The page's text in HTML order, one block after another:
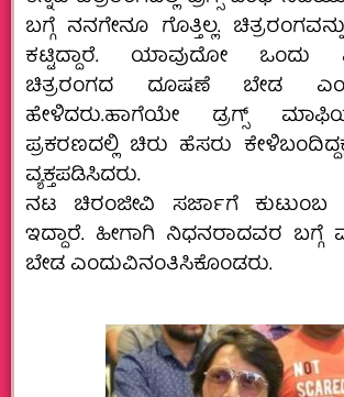
ಬಗ್ಗೆ ನನಗೇನೂ ಗೊತ್ತಿಲ್ಲ.
ಕಟ್ಟಿದ್ದಾರೆ. ಯಾವುದೋ ಒಂದು
ಚಿತ್ರರಂಗದ ದೂಷಣೆ ಬೇಡ
ಹೇಳಿದರು.ಹಾಗೆಯೇ ಡ್ರಗ್ಸ್
ಪ್ರಕರಣದಲ್ಲಿ ಚಿರು ಹೆಸರು
ವ್ಯಕ್ತಪಡಿಸಿದರು.
ನಟ ಚಿರಂಜೀವಿ ಸರ್ಜಾಗೆ
ಇದ್ದಾರೆ. ಹೀಗಾಗಿ ನಿಧನರಾದವರ
ಬೇಡ ಎಂದು‌ವಿನಂತಿಸಿಕೊಂಡರು.